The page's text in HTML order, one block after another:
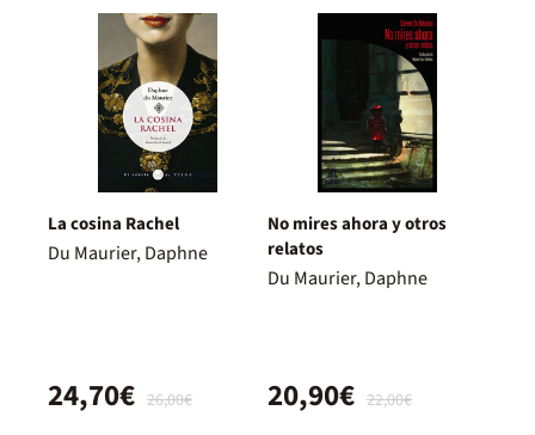
La cosina Rachel
Du Maurier, Daphne
26,00€
24,70€
No mires ahora y otros
relatos
Du Maurier, Daphne
22,00€
20,90€